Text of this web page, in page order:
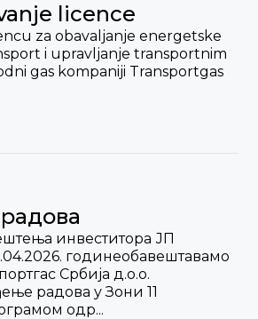
licence
za obavaljanje energetske
i upravljanje transportnim
gas kompaniji Transportgas
инвеститора ЈП
годинеобавештавамо
Србија д.о.о.
радова у Зони 11
одр...